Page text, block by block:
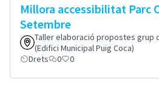
Millora accessibilitat Parc
Setembre
Taller elaboració propostes grup
(Edifici Municipal Puig Coca)
Drets
0 0